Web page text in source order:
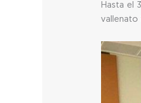
Hasta el
vallenato